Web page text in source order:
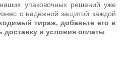
упаковочных решений уже
с надёжной защитой каждой
тираж, добавьте его в
и условия оплаты.